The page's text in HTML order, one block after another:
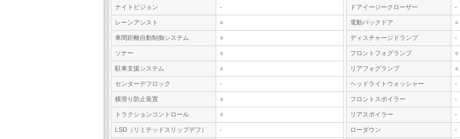
ナイトビジョン -
レーンアシスト ○
車間距離自動制御システム ○
ソナー ○
駐車支援システム ○
センターデフロック -
横滑り防止装置 ○
トラクションコントロール ○
LSD（リミテッドスリップデフ） -
ドアイージークローザー -
電動バックドア ○
ディスチャージドランプ -
フロントフォグランプ ○
リアフォグランプ ○
ヘッドライトウォッシャー -
フロントスポイラー -
リアスポイラー -
ローダウン -